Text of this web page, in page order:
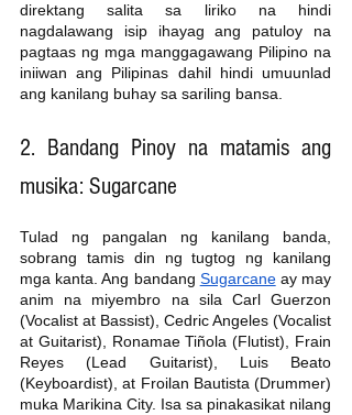
direktang salita sa liriko na hindi
nagdalawang isip ihayag ang patuloy na
pagtaas ng mga manggagawang Pilipino na
iniiwan ang Pilipinas dahil hindi umuunlad
ang kanilang buhay sa sariling bansa.
2. Bandang Pinoy na matamis ang
musika: Sugarcane
Tulad ng pangalan ng kanilang banda,
sobrang tamis din ng tugtog ng kanilang
mga kanta. Ang bandang Sugarcane ay may
anim na miyembro na sila Carl Guerzon
(Vocalist at Bassist), Cedric Angeles (Vocalist
at Guitarist), Ronamae Tiñola (Flutist), Frain
Reyes (Lead Guitarist), Luis Beato
(Keyboardist), at Froilan Bautista (Drummer)
muka Marikina City. Isa sa pinakasikat nilang